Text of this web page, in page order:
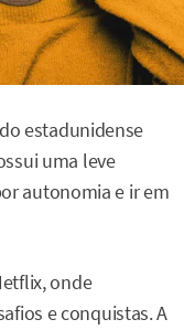
estadunidense
uma leve
autonomia e ir em
onde
e conquistas. A